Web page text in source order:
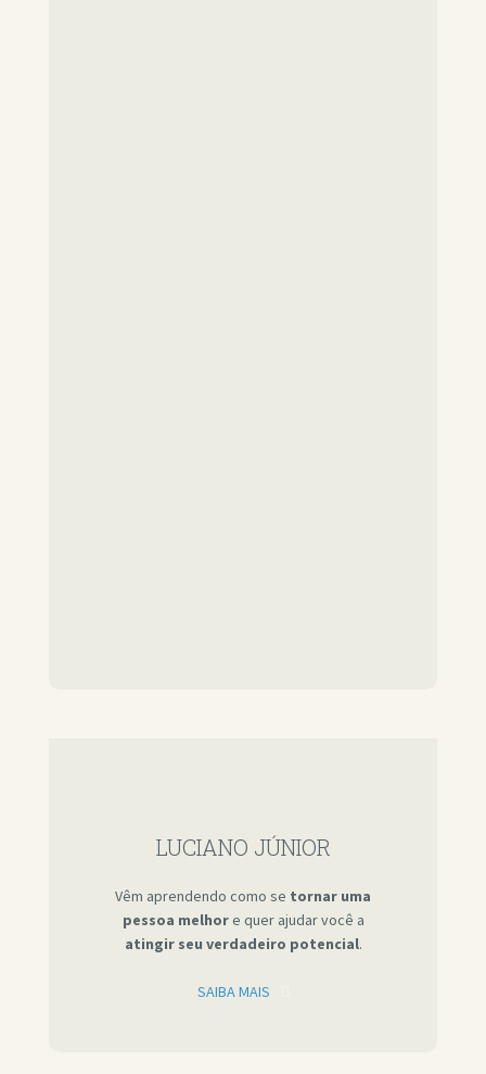
LUCIANO JÚNIOR
Vêm aprendendo como se tornar uma
pessoa melhore quer ajudar você a
atingir seu verdadeiro potencial.
SAIBA MAIS